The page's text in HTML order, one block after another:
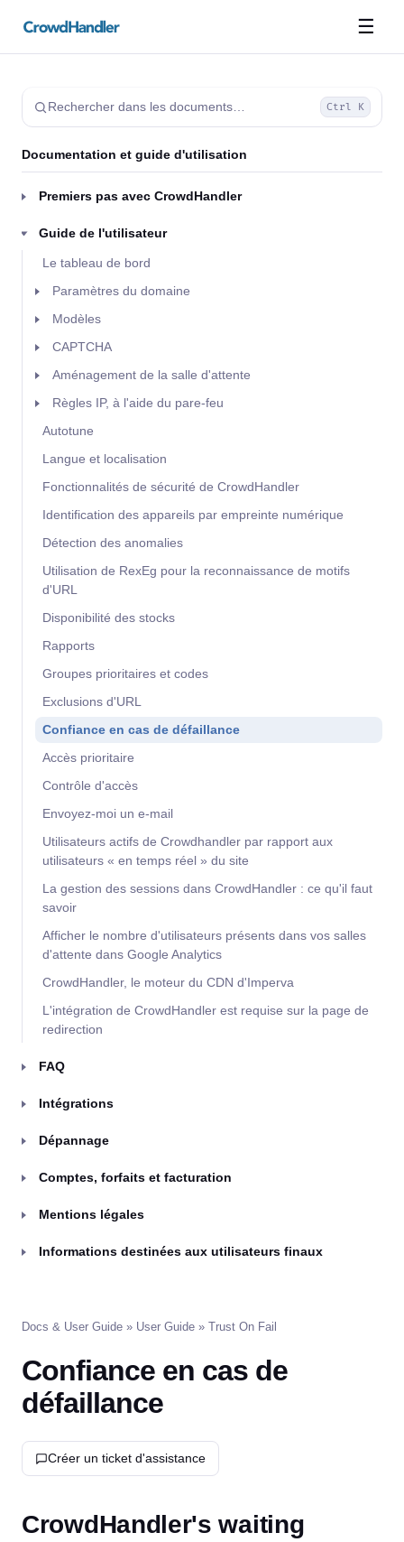
☰
Rechercher dans les documents… Ctrl K
Documentation et guide d'utilisation
Premiers pas avec CrowdHandler
Guide de l'utilisateur
Le tableau de bord
Paramètres du domaine
Modèles
CAPTCHA
Aménagement de la salle d'attente
Règles IP, à l'aide du pare-feu
Autotune
Langue et localisation
Fonctionnalités de sécurité de CrowdHandler
Identification des appareils par empreinte numérique
Détection des anomalies
Utilisation de RexEg pour la reconnaissance de motifs
d'URL
Disponibilité des stocks
Rapports
Groupes prioritaires et codes
Exclusions d'URL
Confiance en cas de défaillance
Accès prioritaire
Contrôle d'accès
Envoyez-moi un e-mail
Utilisateurs actifs de Crowdhandler par rapport aux
utilisateurs « en temps réel » du site
La gestion des sessions dans CrowdHandler : ce qu'il faut
savoir
Afficher le nombre d'utilisateurs présents dans vos salles
d'attente dans Google Analytics
CrowdHandler, le moteur du CDN d'Imperva
L'intégration de CrowdHandler est requise sur la page de
redirection
FAQ
Intégrations
Dépannage
Comptes, forfaits et facturation
Mentions légales
Informations destinées aux utilisateurs finaux
Docs & User Guide » User Guide » Trust On Fail
Confiance en cas de
défaillance
Créer un ticket d'assistance
CrowdHandler's waiting